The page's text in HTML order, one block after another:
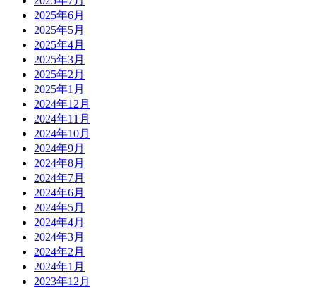
2025年6月
2025年5月
2025年4月
2025年3月
2025年2月
2025年1月
2024年12月
2024年11月
2024年10月
2024年9月
2024年8月
2024年7月
2024年6月
2024年5月
2024年4月
2024年3月
2024年2月
2024年1月
2023年12月